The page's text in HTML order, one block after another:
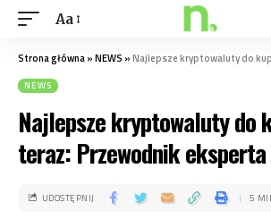
Aa
Strona główna»NEWS »Najlepsze kryptowaluty do kupienia
NEWS
Najlepsze kryptowaluty do
teraz: Przewodnik eksperta
UDOSTĘPNIJ 5